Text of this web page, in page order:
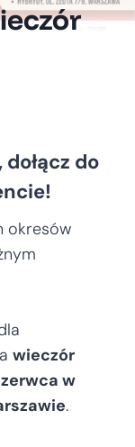
do
okresów
wieczór
w
.